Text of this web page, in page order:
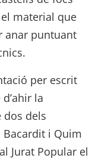
material que
anar puntuant
per escrit
la
dos dels
Bacardit i Quim
Jurat Popular el